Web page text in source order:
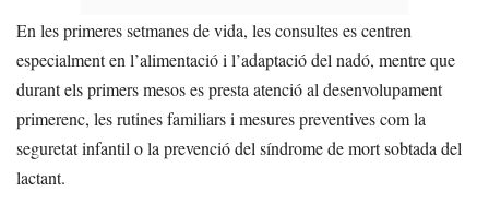
En les primeres setmanes de vida, les consultes es centren
especialment en l’alimentació i l’adaptació del nadó, mentre que
durant els primers mesos es presta atenció al desenvolupament
primerenc, les rutines familiars i mesures preventives com la
seguretat infantil o la prevenció del síndrome de mort sobtada del
lactant.